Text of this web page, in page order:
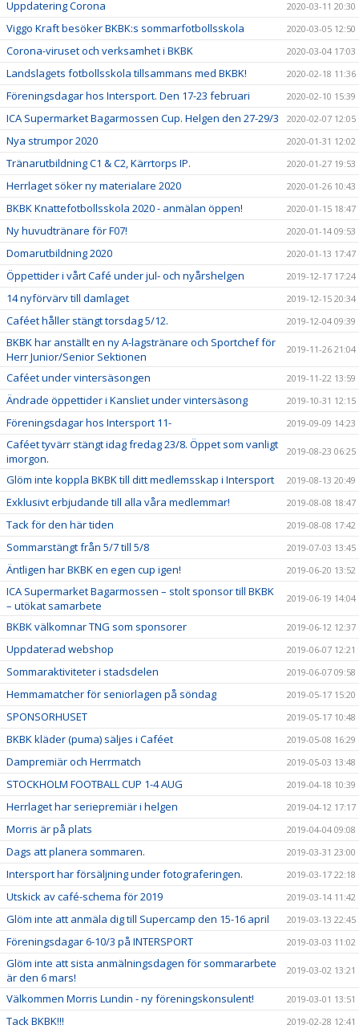
Uppdatering Corona 2020-03-11 20:30
Viggo Kraft besöker BKBK:s sommarfotbollsskola 2020-03-05 12:50
Corona-viruset och verksamhet i BKBK 2020-03-04 17:03
Landslagets fotbollsskola tillsammans med BKBK! 2020-02-18 11:36
Föreningsdagar hos Intersport. Den 17-23 februari 2020-02-10 15:39
ICA Supermarket Bagarmossen Cup. Helgen den 27-29/3 2020-02-07 12:05
Nya strumpor 2020 2020-01-31 12:02
Tränarutbildning C1 & C2, Kärrtorps IP. 2020-01-27 19:53
Herrlaget söker ny materialare 2020 2020-01-26 10:43
BKBK Knattefotbollsskola 2020 - anmälan öppen! 2020-01-15 18:47
Ny huvudtränare för F07! 2020-01-14 09:53
Domarutbildning 2020 2020-01-13 17:47
Öppettider i vårt Café under jul- och nyårshelgen 2019-12-17 17:24
14 nyförvärv till damlaget 2019-12-15 20:34
Caféet håller stängt torsdag 5/12. 2019-12-04 09:39
BKBK har anställt en ny A-lagstränare och Sportchef för
Herr Junior/Senior Sektionen
2019-11-26 21:04
Caféet under vintersäsongen 2019-11-22 13:59
Ändrade öppettider i Kansliet under vintersäsong 2019-10-31 12:15
Föreningsdagar hos Intersport 11- 2019-09-09 14:23
Caféet tyvärr stängt idag fredag 23/8. Öppet som vanligt
imorgon.
2019-08-23 06:25
Glöm inte koppla BKBK till ditt medlemsskap i Intersport 2019-08-13 20:49
Exklusivt erbjudande till alla våra medlemmar! 2019-08-08 18:47
Tack för den här tiden 2019-08-08 17:42
Sommarstängt från 5/7 till 5/8 2019-07-03 13:45
Äntligen har BKBK en egen cup igen! 2019-06-20 13:52
ICA Supermarket Bagarmossen – stolt sponsor till BKBK
– utökat samarbete
2019-06-19 14:04
BKBK välkomnar TNG som sponsorer 2019-06-12 12:37
Uppdaterad webshop 2019-06-07 12:21
Sommaraktiviteter i stadsdelen 2019-06-07 09:58
Hemmamatcher för seniorlagen på söndag 2019-05-17 15:20
SPONSORHUSET 2019-05-17 10:48
BKBK kläder (puma) säljes i Caféet 2019-05-08 16:29
Dampremiär och Herrmatch 2019-05-03 13:48
STOCKHOLM FOOTBALL CUP 1-4 AUG 2019-04-18 10:39
Herrlaget har seriepremiär i helgen 2019-04-12 17:17
Morris är på plats 2019-04-04 09:08
Dags att planera sommaren. 2019-03-31 23:00
Intersport har försäljning under fotograferingen. 2019-03-17 22:18
Utskick av café-schema för 2019 2019-03-14 11:42
Glöm inte att anmäla dig till Supercamp den 15-16 april 2019-03-13 22:45
Föreningsdagar 6-10/3 på INTERSPORT 2019-03-03 11:02
Glöm inte att sista anmälningsdagen för sommararbete
är den 6 mars!
2019-03-02 13:21
Välkommen Morris Lundin - ny föreningskonsulent! 2019-03-01 13:51
Tack BKBK!!! 2019-02-28 12:41